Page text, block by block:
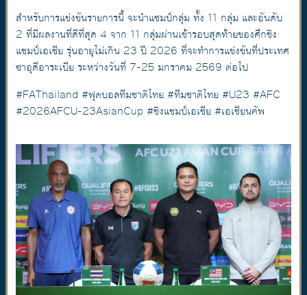
สำหรับการแข่งขันรายการนี้ จะนำแชมป์กลุ่ม ทั้ง 11 กลุ่ม และอันดับ
2 ที่มีผลงานที่ดีที่สุด 4 จาก 11 กลุ่มผ่านเข้ารอบสุดท้ายของศึกชิง
แชมป์เอเชีย รุ่นอายุไม่เกิน 23 ปี 2026 ที่จะทำการแข่งขันที่ประเทศ
ซาอุดีอาระเบีย ระหว่างวันที่ 7-25 มกราคม 2569 ต่อไป
#FAThailand #ฟุตบอลทีมชาติไทย #ทีมชาติไทย #U23 #AFC
#2026AFCU-23AsianCup #ชิงแชมป์เอเชีย #เอเชียนคัพ